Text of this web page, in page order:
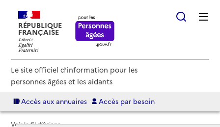
RÉPUBLIQUE
FRANÇAISE
Le site officiel d'information pour les
personnes âgées et les aidants
Accès aux annuaires Accès par besoin
Voir le fil d’Ariane